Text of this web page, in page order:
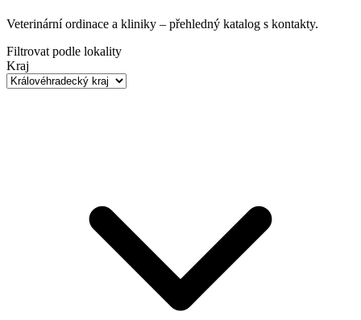
Veterinární ordinace a kliniky – přehledný katalog s kontakty.
Filtrovat podle lokality
Kraj